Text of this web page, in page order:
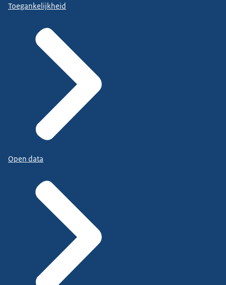
Toegankelijkheid
Open data